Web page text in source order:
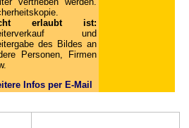
erlaubt ist:
und
des Bildes an
Personen, Firmen
Infos per E-Mail